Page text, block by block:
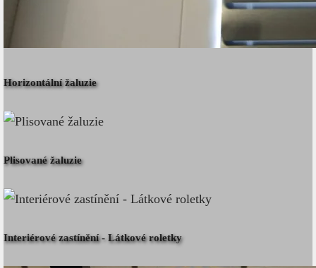
Horizontální žaluzie
Plisované žaluzie
Interiérové zastínění - Látkové roletky